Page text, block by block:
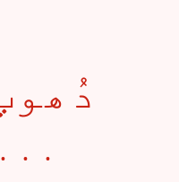
وَجد میں آفتاب دیکھا ہے . . .